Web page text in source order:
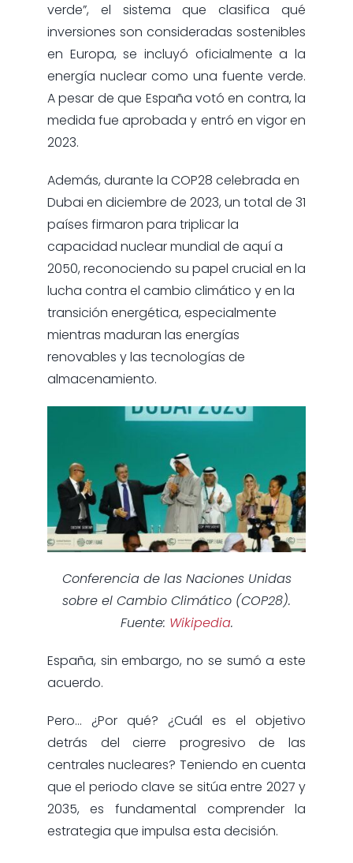
verde”, el sistema que clasifica qué
inversiones son consideradas sostenibles
en Europa, se incluyó oficialmente a la
energía nuclear como una fuente verde.
A pesar de que España votó en contra, la
medida fue aprobada y entró en vigor en
2023.
Además, durante la COP28 celebrada en
Dubai en diciembre de 2023, un total de 31
países firmaron para triplicar la
capacidad nuclear mundial de aquí a
2050, reconociendo su papel crucial en la
lucha contra el cambio climático y en la
transición energética, especialmente
mientras maduran las energías
renovables y las tecnologías de
almacenamiento.
Conferencia de las Naciones Unidas
sobre el Cambio Climático (COP28).
Fuente: Wikipedia.
España, sin embargo, no se sumó a este
acuerdo.
Pero… ¿Por qué? ¿Cuál es el objetivo
detrás del cierre progresivo de las
centrales nucleares? Teniendo en cuenta
que el periodo clave se sitúa entre 2027 y
2035, es fundamental comprender la
estrategia que impulsa esta decisión.